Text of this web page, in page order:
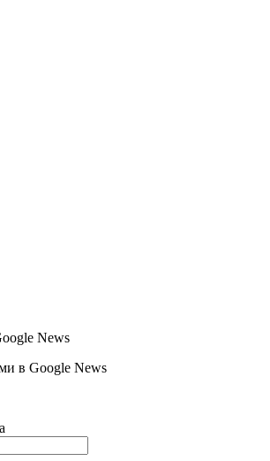
News
в Google News